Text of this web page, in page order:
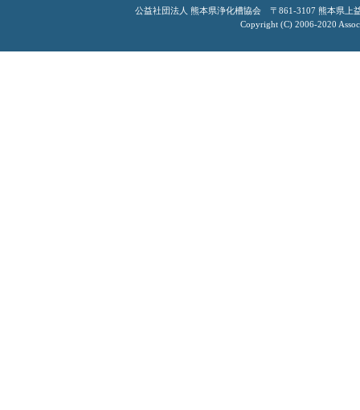
公益社団法人 熊本県浄化槽協会 〒861-3107 熊本県
Copyright (C) 2006-2020